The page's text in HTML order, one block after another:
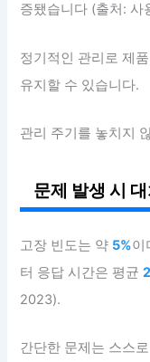
증됐습니다 (출처:
정기적인 관리로 제
유지할 수 있습니다.
관리 주기를 놓치지
문제 발생 시
고장 빈도는 약 5%이
터 응답 시간은 평균
2023).
간단한 문제는 스스